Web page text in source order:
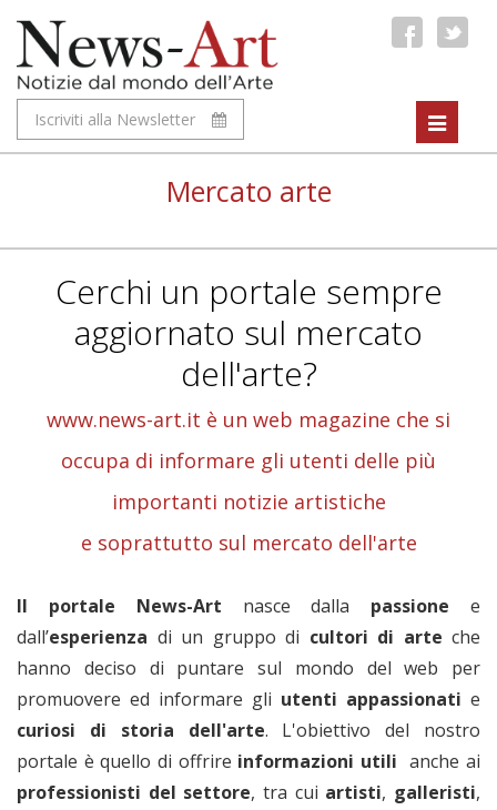
Iscriviti alla Newsletter
Toggle
Mercato arte
Cerchi un portale sempre
aggiornato sul mercato
dell'arte?
www.news-art.it è un web magazine che si
occupa di informare gli utenti delle più
importanti notizie artistiche
e soprattutto sul mercato dell'arte
Il portale News-Art nasce dalla passionee
dall’esperienza di un gruppo di cultori di arte che
hanno deciso di puntare sul mondo del web per
promuovere ed informare gli utenti appassionati e
curiosi di storia dell'arte. L'obiettivo del nostro
portale è quello di offrire informazioni utili anche ai
professionisti del settore, tra cui artisti, galleristi,